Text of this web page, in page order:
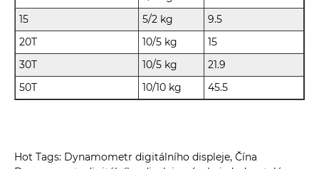
15
5/2 kg
9.5
20T
10/5 kg
15
30T
10/5 kg
21.9
50T
10/10 kg 45.5
Hot Tags: Dynamometr digitálního displeje, Čína